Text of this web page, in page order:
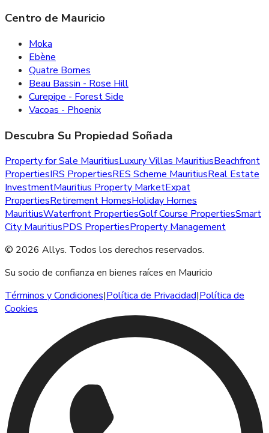
Centro de Mauricio
Moka
Ebène
Quatre Bornes
Beau Bassin - Rose Hill
Curepipe - Forest Side
Vacoas - Phoenix
Descubra Su Propiedad Soñada
Property for Sale MauritiusLuxury Villas MauritiusBeachfront
PropertiesIRS PropertiesRES Scheme MauritiusReal Estate
InvestmentMauritius Property MarketExpat
PropertiesRetirement HomesHoliday Homes
MauritiusWaterfront PropertiesGolf Course PropertiesSmart
City MauritiusPDS PropertiesProperty Management
© 2026 Allys. Todos los derechos reservados.
Su socio de confianza en bienes raíces en Mauricio
Términos y Condiciones|Política de Privacidad|Política de
Cookies